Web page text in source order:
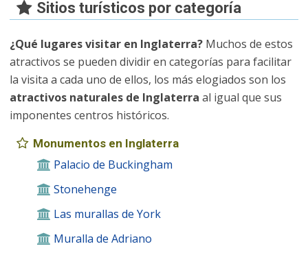
Sitios turísticos por categoría
¿Qué lugares visitar en Inglaterra? Muchos de estos
atractivos se pueden dividir en categorías para facilitar
la visita a cada uno de ellos, los más elogiados son los
atractivos naturales de Inglaterra al igual que sus
imponentes centros históricos.
Monumentos en Inglaterra
Palacio de Buckingham
Stonehenge
Las murallas de York
Muralla de Adriano